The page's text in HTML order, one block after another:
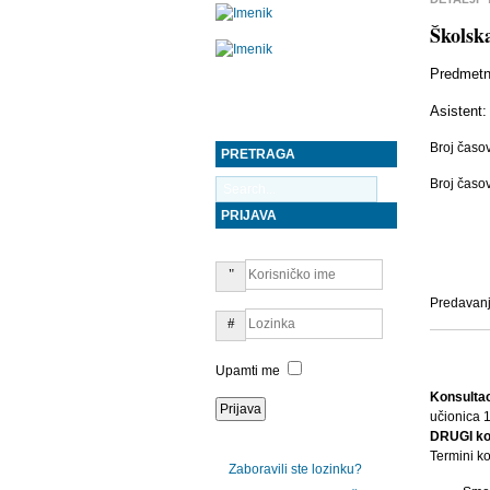
Asistent:
Broj
Broj
učionica
DRUGI
Termini
PRETRAGA
PRIJAVA
Upamti me
Zaboravili ste lozinku?